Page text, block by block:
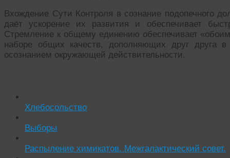
Вхождение Сути Контроля в сознание подопечного
даёт ускорение их развития и обеспечивает
Стремление к общему единению обеспечивает
наборе общих качеств, дополняющих друг друга
осознанием окружающей действительности.
Хлебосольство
Выборы
Распыление химикатов. Межгалактический совет.